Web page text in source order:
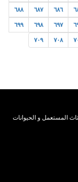
٦٨٦ ٦٨٧ ٦٨٨
٦٩٧ ٦٩٨ ٦٩٩
٧٠٨ ٧٠٩
المستعمل و الحيوانات